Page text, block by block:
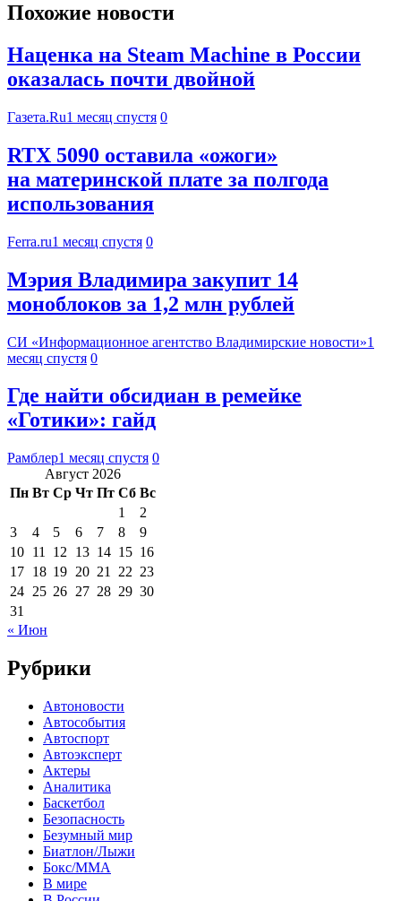
Похожие новости
Наценка на Steam Machine в России
оказалась почти двойной
Газета.Ru1 месяц спустя 0
RTX 5090 оставила «ожоги»
на материнской плате за полгода
использования
Ferra.ru1 месяц спустя 0
Мэрия Владимира закупит 14
моноблоков за 1,2 млн рублей
СИ «Информационное агентство Владимирские новости»1
месяц спустя 0
Где найти обсидиан в ремейке
«Готики»: гайд
Рамблер1 месяц спустя 0
Август 2026
Пн Вт Ср Чт Пт Сб Вс
1
2
3
4 5 6 7 8
9
10 11 12 13 14 15 16
17 18 19 20 21 22 23
24 25 26 27 28 29 30
31
« Июн
Рубрики
Автоновости
Автособытия
Автоспорт
Автоэксперт
Актеры
Аналитика
Баскетбол
Безопасность
Безумный мир
Биатлон/Лыжи
Бокс/MMA
В мире